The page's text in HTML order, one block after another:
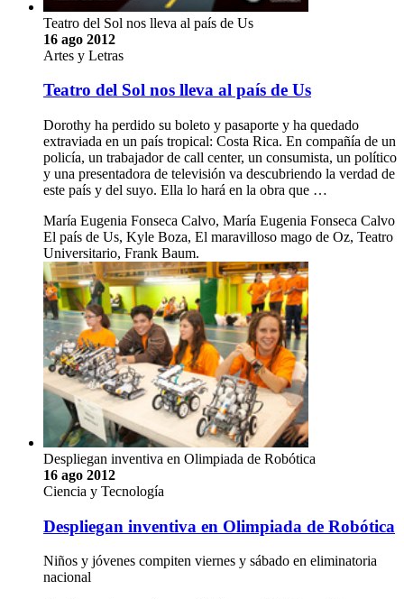
Teatro del Sol nos lleva al país de Us
16 ago 2012
Artes y Letras
Teatro del Sol nos lleva al país de Us
Dorothy ha perdido su boleto y pasaporte y ha quedado
extraviada en un país tropical: Costa Rica. En compañía de un
policía, un trabajador de call center, un consumista, un político
y una presentadora de televisión va descubriendo la verdad de
este país y del suyo. Ella lo hará en la obra que …
María Eugenia Fonseca Calvo, María Eugenia Fonseca Calvo
El país de Us, Kyle Boza, El maravilloso mago de Oz, Teatro
Universitario, Frank Baum.
Despliegan inventiva en Olimpiada de Robótica
16 ago 2012
Ciencia y Tecnología
Despliegan inventiva en Olimpiada de Robótica
Niños y jóvenes compiten viernes y sábado en eliminatoria
nacional